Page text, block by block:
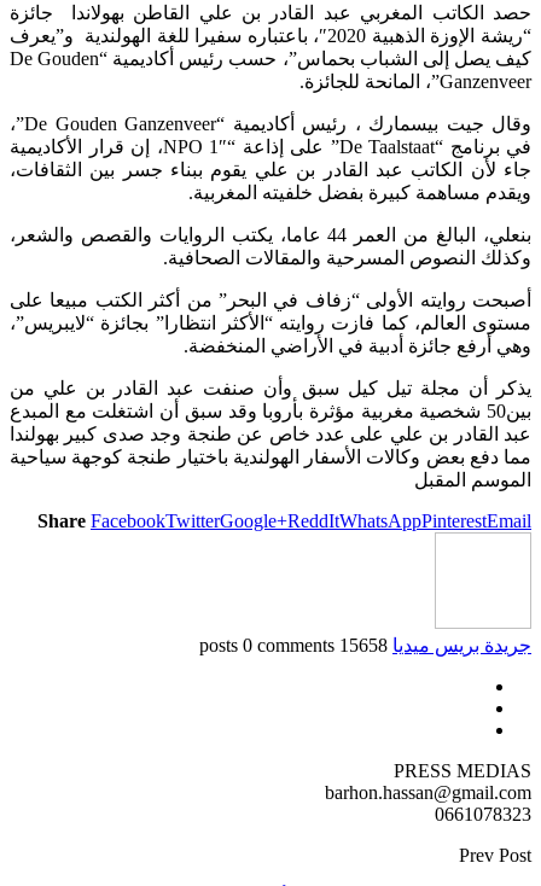
حصد الكاتب المغربي عبد القادر بن علي القاطن بهولاندا جائزة
“ريشة الإوزة الذهبية 2020″، باعتباره سفيرا للغة الهولندية و”يعرف
كيف يصل إلى الشباب بحماس”، حسب رئيس أكاديمية “De Gouden
Ganzenveer”، المانحة للجائزة.
وقال جيت بيسمارك ، رئيس أكاديمية “De Gouden Ganzenveer”،
في برنامج “De Taalstaat” على إذاعة “NPO 1″، إن قرار الأكاديمية
جاء لأن الكاتب عبد القادر بن علي يقوم ببناء جسر بين الثقافات،
ويقدم مساهمة كبيرة بفضل خلفيته المغربية.
بنعلي، البالغ من العمر 44 عاما، يكتب الروايات والقصص والشعر،
وكذلك النصوص المسرحية والمقالات الصحافية.
أصبحت روايته الأولى “زفاف في البحر” من أكثر الكتب مبيعا على
مستوى العالم، كما فازت روايته “الأكثر انتظارا” بجائزة “لايبريس”،
وهي أرفع جائزة أدبية في الأراضي المنخفضة.
يذكر أن مجلة تيل كيل سبق وأن صنفت عبد القادر بن علي من
بين50 شخصية مغربية مؤثرة بأروبا وقد سبق أن اشتغلت مع المبدع
عبد القادر بن علي على عدد خاص عن طنجة وجد صدى كبير بهولندا
مما دفع بعض وكالات الأسفار الهولندية باختيار طنجة كوجهة سياحية
الموسم المقبل
Share FacebookTwitterGoogle+ReddItWhatsAppPinterestEmail
جريدة بريس ميديا 15658 posts
0 comments
PRESS MEDIAS
barhon.hassan@gmail.com
0661078323
Prev Post